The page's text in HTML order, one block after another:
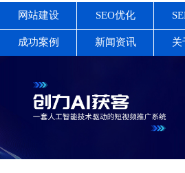
网站建设 SEO优化
成功案例 新闻资讯 关